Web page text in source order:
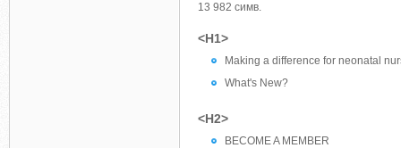
13 982 симв.
<H1>
Making a difference for neonatal
What's New?
<H2>
BECOME A MEMBER